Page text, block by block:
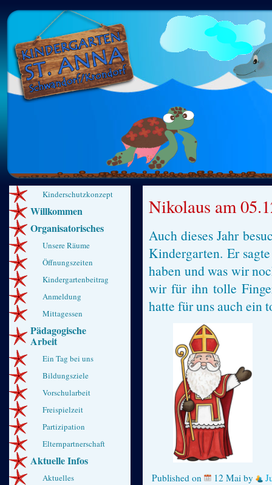
Nikolaus am
Auch dieses Jahr
Kindergarten. Er
haben und was wir
wir für ihn tolle
hatte für uns auch ein
Published on 12 Mai by
Kinderschutzkonzept
Willkommen
Organisatorisches
Unsere Räume
Öffnungszeiten
Kindergartenbeitrag
Anmeldung
Mittagessen
Pädagogische
Arbeit
Ein Tag bei uns
Bildungsziele
Vorschularbeit
Freispielzeit
Partizipation
Elternpartnerschaft
Aktuelle Infos
Aktuelles